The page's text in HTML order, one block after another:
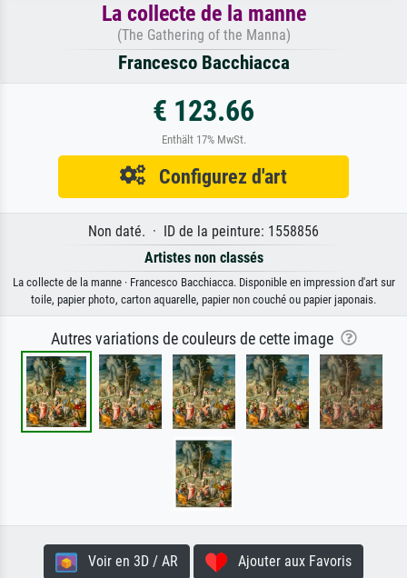
La collecte de la manne
(The Gathering of the Manna)
Francesco Bacchiacca
€ 123.66
Enthält 17% MwSt.
Configurez d'art
Non daté. · ID de la peinture: 1558856
Artistes non classés
La collecte de la manne · Francesco Bacchiacca. Disponible en impression d'art sur
toile, papier photo, carton aquarelle, papier non couché ou papier japonais.
Autres variations de couleurs de cette image
Voir en 3D / AR Ajouter aux Favoris